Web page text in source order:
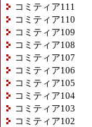
コミティア111
コミティア110
コミティア109
コミティア108
コミティア107
コミティア106
コミティア105
コミティア104
コミティア103
コミティア102